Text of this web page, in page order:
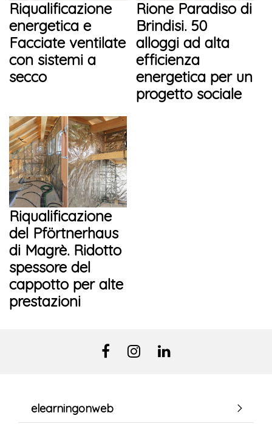
Riqualificazione
energetica e
Facciate ventilate
con sistemi a
secco
Rione Paradiso di
Brindisi. 50
alloggi ad alta
efficienza
energetica per un
progetto sociale
Riqualificazione
del Pförtnerhaus
di Magrè. Ridotto
spessore del
cappotto per alte
prestazioni
elearningonweb